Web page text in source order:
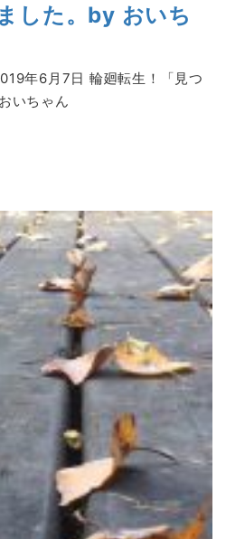
した。by おいち
年6月7日 輪廻転生！「見つ
いちゃん